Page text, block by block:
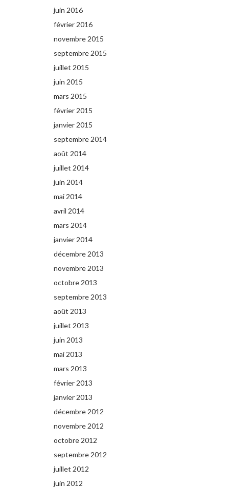
juin 2016
février 2016
novembre 2015
septembre 2015
juillet 2015
juin 2015
mars 2015
février 2015
janvier 2015
septembre 2014
août 2014
juillet 2014
juin 2014
mai 2014
avril 2014
mars 2014
janvier 2014
décembre 2013
novembre 2013
octobre 2013
septembre 2013
août 2013
juillet 2013
juin 2013
mai 2013
mars 2013
février 2013
janvier 2013
décembre 2012
novembre 2012
octobre 2012
septembre 2012
juillet 2012
juin 2012